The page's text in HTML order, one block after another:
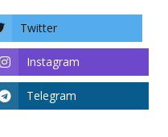
Twitter
Instagram
Telegram